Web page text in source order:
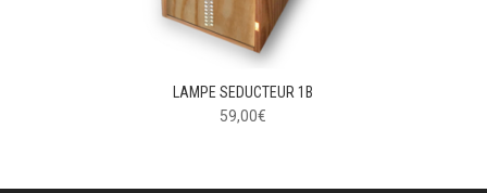
LAMPE SEDUCTEUR 1B
59,00€